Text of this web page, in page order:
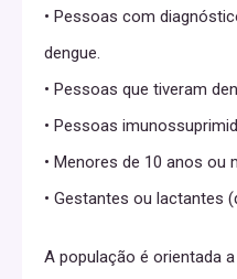
• Pessoas com
dengue.
• Pessoas que tiveram
• Pessoas
• Menores de 10 anos ou
• Gestantes ou lactantes
A população é orientada